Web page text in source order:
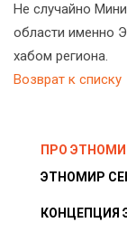
Не случайно
области именно
хабом региона.
Возврат к списку
ПРО
ЭТНОМИР
КОНЦЕПЦИЯ